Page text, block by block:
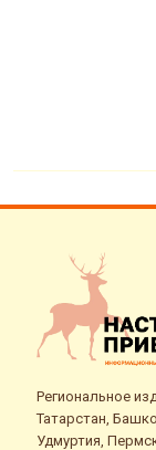
Региональное
Татарстан,
Удмуртия,